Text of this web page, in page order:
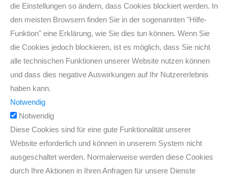
die Einstellungen so ändern, dass Cookies blockiert werden. In
den meisten Browsern finden Sie in der sogenannten "Hilfe-
Funktion" eine Erklärung, wie Sie dies tun können. Wenn Sie
die Cookies jedoch blockieren, ist es möglich, dass Sie nicht
alle technischen Funktionen unserer Website nutzen können
und dass dies negative Auswirkungen auf Ihr Nutzererlebnis
haben kann.
Notwendig
Notwendig
Diese Cookies sind für eine gute Funktionalität unserer
Website erforderlich und können in unserem System nicht
ausgeschaltet werden. Normalerweise werden diese Cookies
durch Ihre Aktionen in Ihren Anfragen für unsere Dienste